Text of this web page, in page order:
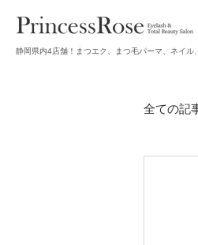
静岡県内4店舗！まつエク、まつ毛パーマ、ネイ
全ての記
無